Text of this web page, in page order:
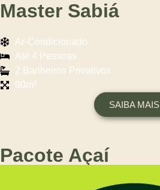
Master Sabiá
Ar-Condicionado
Até 4 Pessoas
2 Banheiros Privativos
90m²
SAIBA MAIS
Pacote Açaí